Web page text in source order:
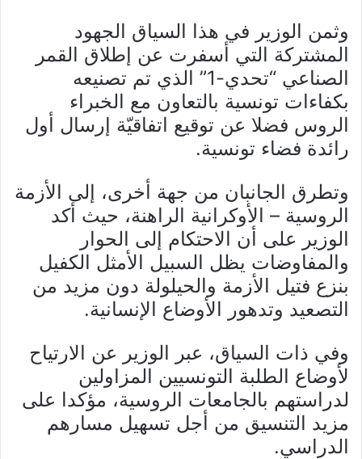
وثمن الوزير في هذا السياق الجهود
المشتركة التي أسفرت عن إطلاق القمر
الصناعي “تحدي-1” الذي تم تصنيعه
بكفاءات تونسية بالتعاون مع الخبراء
الروس فضلا عن توقيع اتفاقيّة إرسال أول
رائدة فضاء تونسية.
وتطرق الجانبان من جهة أخرى، إلى الأزمة
الروسية – الأوكرانية الراهنة، حيث أكد
الوزير على أن الاحتكام إلى الحوار
والمفاوضات يظل السبيل الأمثل الكفيل
بنزع فتيل الأزمة والحيلولة دون مزيد من
التصعيد وتدهور الأوضاع الإنسانية.
وفي ذات السياق، عبر الوزير عن الارتياح
لأوضاع الطلبة التونسيين المزاولين
لدراستهم بالجامعات الروسية، مؤكدا على
مزيد التنسيق من أجل تسهيل مسارهم
الدراسي.